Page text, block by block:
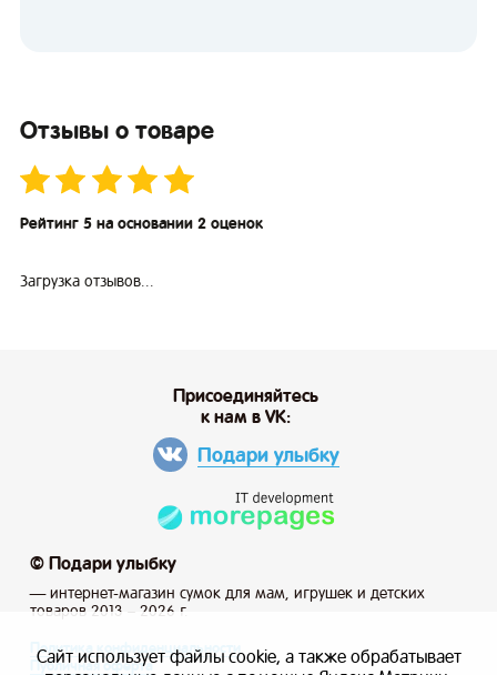
Отзывы о товаре
Рейтинг 5 на основании 2 оценок
Загрузка отзывов...
© Подари улыбку
— интернет-магазин сумок для мам, игрушек и детских
товаров 2013 – 2026 г.
Присоединяйтесь
к нам в VK:
Подари улыбку
Политика конфиденциальности
Публичная оферта
Сайт использует файлы cookie, а также обрабатывает